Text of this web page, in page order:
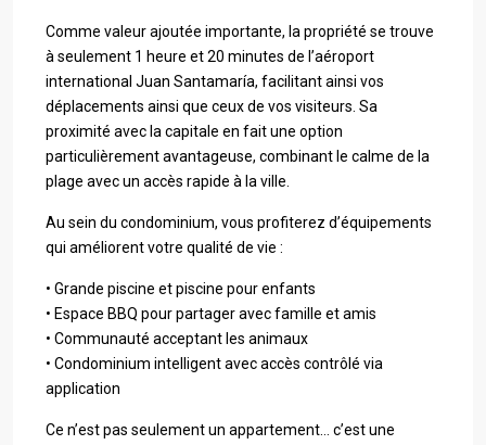
Comme valeur ajoutée importante, la propriété se trouve
à seulement 1 heure et 20 minutes de l’aéroport
international Juan Santamaría, facilitant ainsi vos
déplacements ainsi que ceux de vos visiteurs. Sa
proximité avec la capitale en fait une option
particulièrement avantageuse, combinant le calme de la
plage avec un accès rapide à la ville.
Au sein du condominium, vous profiterez d’équipements
qui améliorent votre qualité de vie :
• Grande piscine et piscine pour enfants
• Espace BBQ pour partager avec famille et amis
• Communauté acceptant les animaux
• Condominium intelligent avec accès contrôlé via
application
Ce n’est pas seulement un appartement… c’est une